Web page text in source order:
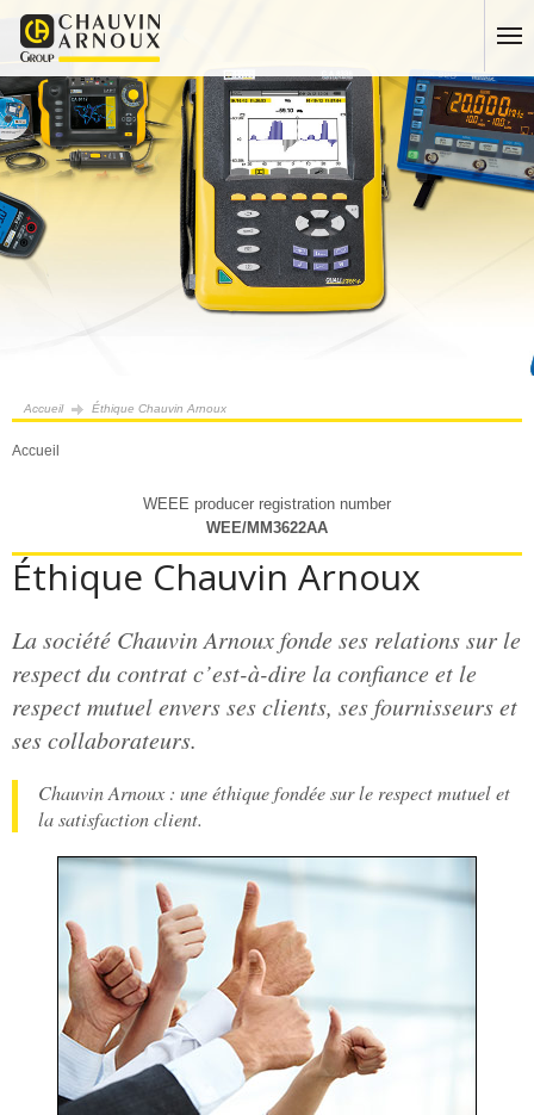
Accueil Éthique Chauvin Arnoux
Accueil
WEEE producer registration number
WEE/MM3622AA
Éthique Chauvin Arnoux
La société Chauvin Arnoux fonde ses relations sur le
respect du contrat c’est-à-dire la confiance et le
respect mutuel envers ses clients, ses fournisseurs et
ses collaborateurs.
Chauvin Arnoux : une éthique fondée sur le respect mutuel et
la satisfaction client.